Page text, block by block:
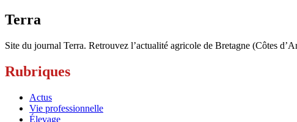
Terra
Site du journal Terra. Retrouvez l’actualité agricole de Bretagne (Côtes
Rubriques
Actus
Vie professionnelle
Élevage